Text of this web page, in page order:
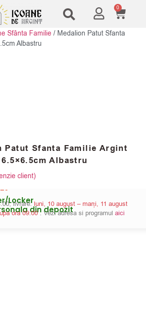
0
Sfânta Familie / Medalion Patut Sfanta
Albastru
Patut Sfanta Familie Argint
6.5×6.5cm Albastru
client)
Locker
livrare:luni, 10 august – marți, 11 august
din depozit
ora 09:00. Vezi adresa si programul aici